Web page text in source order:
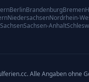
BerlinBrandenburgBremen
NiedersachsenNordrhein-
SachsenSachsen-Anhalt
Alle Angaben ohne